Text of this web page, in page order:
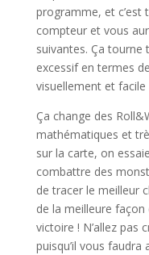
programme, et c’est
compteur et vous
suivantes. Ça tourne
excessif en termes
visuellement et facile
Ça change des
mathématiques et
sur la carte, on
combattre des
de tracer le meilleur
de la meilleure façon
victoire ! N’allez pas
puisqu’il vous